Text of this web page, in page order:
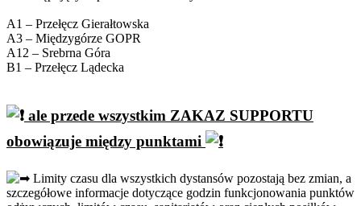
A1 – Przełęcz Gierałtowska
A3 – Międzygórze GOPR
A12 – Srebrna Góra
B1 – Przełęcz Lądecka
ale przede wszystkim ZAKAZ SUPPORTU
obowiązuje między punktami
Limity czasu dla wszystkich dystansów pozostają bez zmian, a
szczegółowe informacje dotyczące godzin funkcjonowania punktów